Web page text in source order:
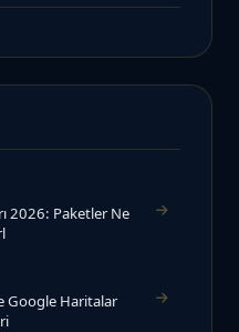
2026: Paketler Ne
Google Haritalar